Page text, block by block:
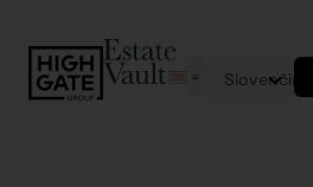
Slovenčina